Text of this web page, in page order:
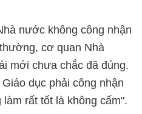
nước không công nhận
cơ quan Nhà
mới chưa chắc đã đúng.
dục phải công nhận
rất tốt là không cấm".